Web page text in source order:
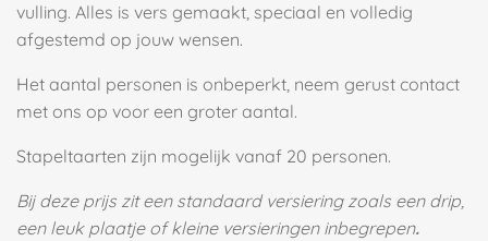
vulling. Alles is vers gemaakt, speciaal en volledig
afgestemd op jouw wensen.
Het aantal personen is onbeperkt, neem gerust contact
met ons op voor een groter aantal.
Stapeltaarten zijn mogelijk vanaf 20 personen.
Bij deze prijs zit een standaard versiering zoals een drip,
een leuk plaatje of kleine versieringen inbegrepen.